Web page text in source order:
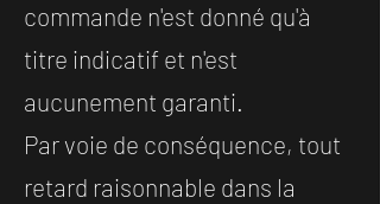
commande n'est donné qu'à
titre indicatif et n'est
aucunement garanti.
Par voie de conséquence, tout
retard raisonnable dans la